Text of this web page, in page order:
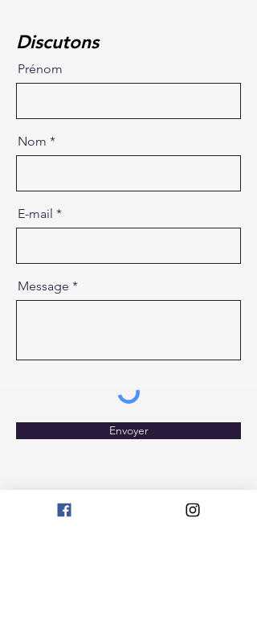
Discutons
Prénom
Nom
E-mail
Message
Envoyer